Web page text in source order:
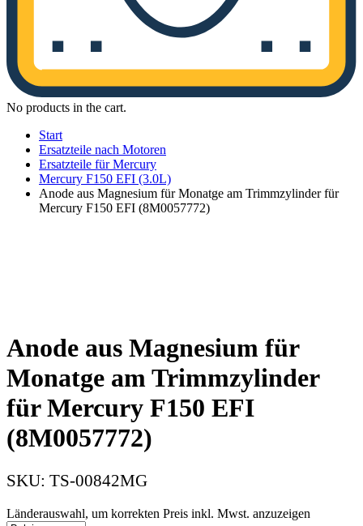
No products in the cart.
Start
Ersatzteile nach Motoren
Ersatzteile für Mercury
Mercury F150 EFI (3.0L)
Anode aus Magnesium für Monatge am Trimmzylinder für
Mercury F150 EFI (8M0057772)
Anode aus Magnesium für
Monatge am Trimmzylinder
für Mercury F150 EFI
(8M0057772)
SKU: TS-00842MG
Länderauswahl, um korrekten Preis inkl. Mwst. anzuzeigen